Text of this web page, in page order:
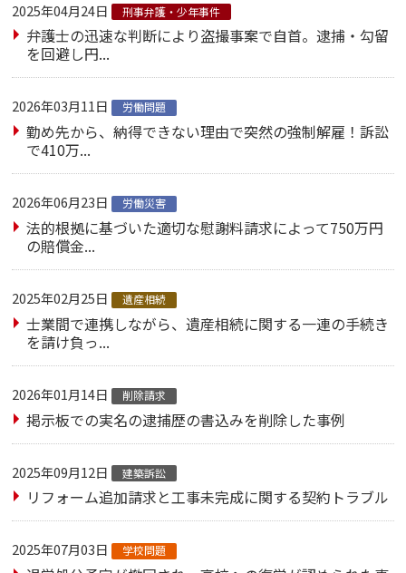
2025年04月24日 刑事弁護・少年事件
弁護士の迅速な判断により盗撮事案で自首。逮捕・勾留
を回避し円...
2026年03月11日 労働問題
勤め先から、納得できない理由で突然の強制解雇！訴訟
で410万...
2026年06月23日 労働災害
法的根拠に基づいた適切な慰謝料請求によって750万円
の賠償金...
2025年02月25日 遺産相続
士業間で連携しながら、遺産相続に関する一連の手続き
を請け負っ...
2026年01月14日 削除請求
掲示板での実名の逮捕歴の書込みを削除した事例
2025年09月12日 建築訴訟
リフォーム追加請求と工事未完成に関する契約トラブル
2025年07月03日 学校問題